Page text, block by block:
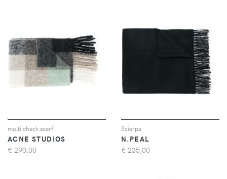
multi check scarf
ACNE STUDIOS
€ 290,00
Sciarpa
N.PEAL
€ 235,00